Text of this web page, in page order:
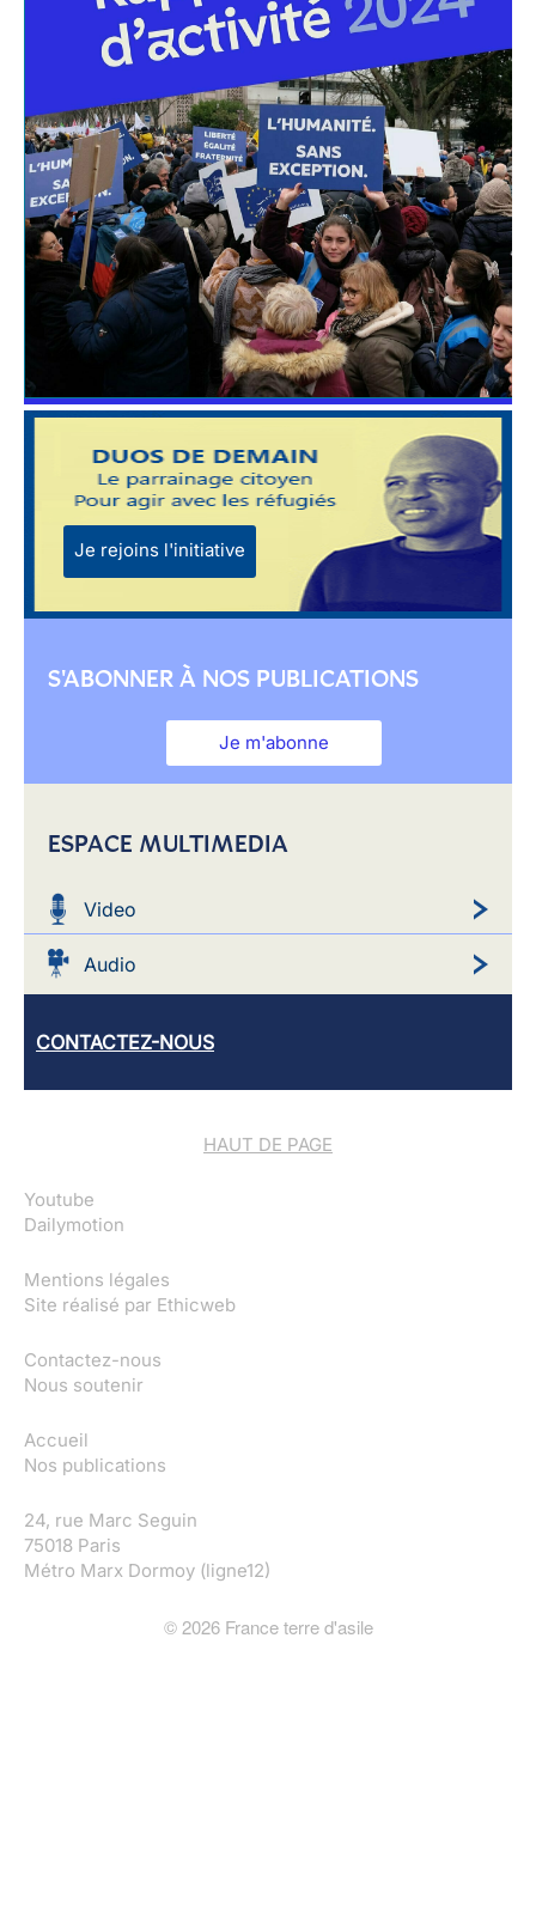
Je rejoins l'initiative
S'ABONNER À NOS PUBLICATIONS
Je m'abonne
ESPACE MULTIMEDIA
Video
Audio
CONTACTEZ-NOUS
HAUT DE PAGE
Youtube
Dailymotion
Mentions légales
Site réalisé par Ethicweb
Contactez-nous
Nous soutenir
Accueil
Nos publications
24, rue Marc Seguin
75018 Paris
Métro Marx Dormoy (ligne12)
©2026France terre d'asile